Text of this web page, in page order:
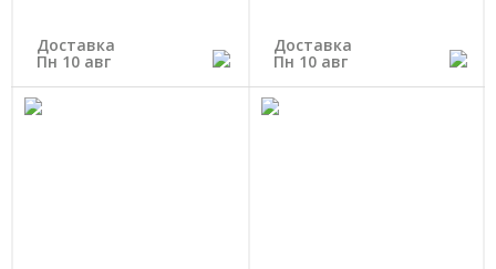
Доставка
Пн 10 авг
Доставка
Пн 10 авг